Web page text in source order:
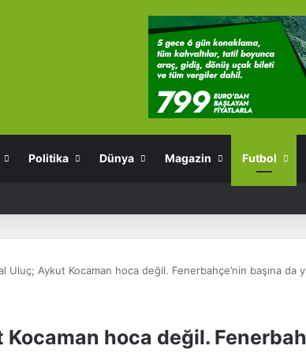
Politika Dünya Magazin Futbol
Uluç; Aykut Kocaman hoca değil. Fenerbahçe’nin başına da
Kocaman hoca değil.